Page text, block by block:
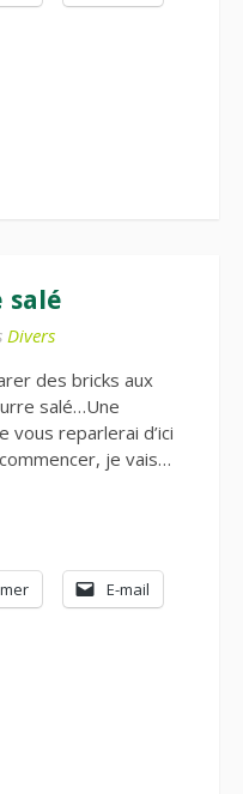
salé
Divers
des bricks aux
salé…Une
reparlerai d’ici
je vais…
E-mail